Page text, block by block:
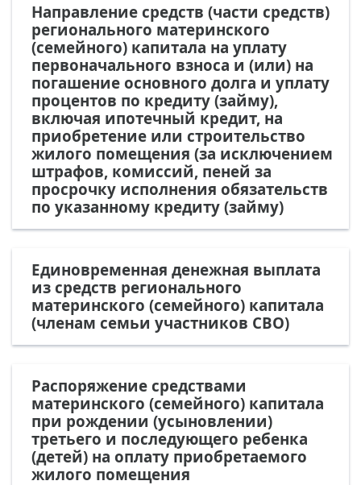
Направление средств (части средств)
регионального материнского
(семейного) капитала на уплату
первоначального взноса и (или) на
погашение основного долга и уплату
процентов по кредиту (займу),
включая ипотечный кредит, на
приобретение или строительство
жилого помещения (за исключением
штрафов, комиссий, пеней за
просрочку исполнения обязательств
по указанному кредиту (займу)
Единовременная денежная выплата
из средств регионального
материнского (семейного) капитала
(членам семьи участников СВО)
Распоряжение средствами
материнского (семейного) капитала
при рождении (усыновлении)
третьего и последующего ребенка
(детей) на оплату приобретаемого
жилого помещения